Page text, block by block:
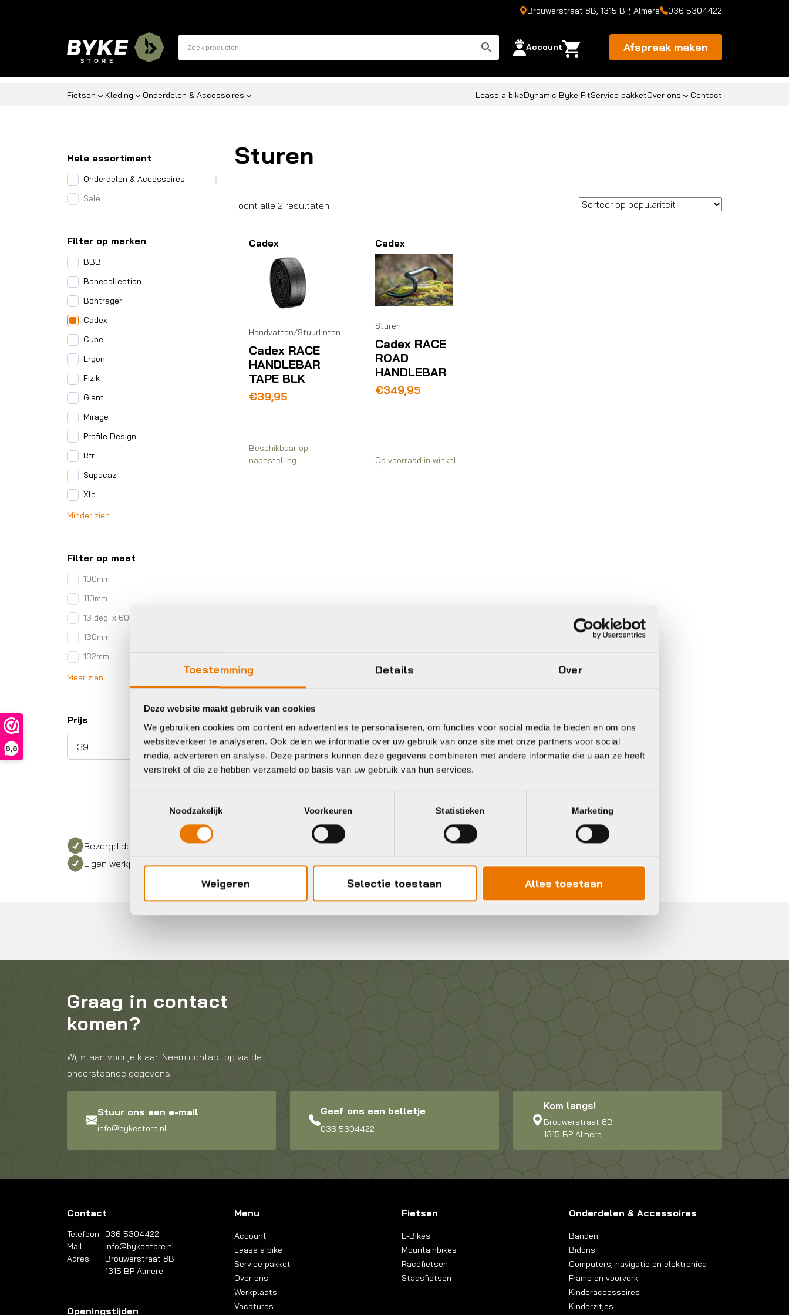
Toestemming Details Over
Deze website maakt gebruik van cookies
We gebruiken cookies om content en advertenties te personaliseren, om functies voor social media te bieden en om ons
websiteverkeer te analyseren. Ook delen we informatie over uw gebruik van onze site met onze partners voor social
media, adverteren en analyse. Deze partners kunnen deze gegevens combineren met andere informatie die u aan ze heeft
verstrekt of die ze hebben verzameld op basis van uw gebruik van hun services.
Noodzakelijk
Voorkeuren Statistieken Marketing
Weigeren Selectie toestaan Alles toestaan
8,8
Brouwerstraat 8B, 1315 BP, Almere 036 5304422
Account Afspraak maken
Fietsen Kleding Onderdelen & Accessoires Lease a bikeDynamic Byke FitService pakketOver ons Contact
Hele assortiment
Onderdelen & Accessoires
Sale
Filter op merken
BBB
Bonecollection
Bontrager
Cadex
Cube
Ergon
Fizik
Giant
Mirage
Profile Design
Rfr
Supacaz
Xlc
Minder zien
Filter op maat
100mm
110mm
13 deg. x 60mm
130mm
132mm
Meer zien
Prijs
Sturen
Toont alle 2 resultaten
populariteit
Cadex
Handvatten/Stuurlinten
Cadex RACE
HANDLEBAR
TAPE BLK
€39,95
Beschikbaar op
nabestelling
Cadex
Sturen
Cadex RACE
ROAD
HANDLEBAR
€349,95
Op voorraad in winkel
Bezorgd door heel Nederland Gratisverzending vanaf €50 In 3 keer betalen,0%
Eigen werkplaats met gecertificeerd personeel
Graag in contact
komen?
Wij staan voor je klaar! Neem contact op via de
onderstaande gegevens.
Stuur ons een e-mail
info@bykestore.nl
Geef ons een belletje
036 5304422
Kom langs!
Brouwerstraat 8B
1315 BP Almere
Contact
Telefoon: 036 5304422
Mail:
info@bykestore.nl
Adres:
Brouwerstraat 8B
1315 BP Almere
Openingstijden
Menu
Account
Lease a bike
Service pakket
Over ons
Werkplaats
Vacatures
Fietsen
E-Bikes
Mountainbikes
Racefietsen
Stadsfietsen
Onderdelen & Accessoires
Banden
Bidons
Computers, navigatie en elektronica
Frame en voorvork
Kinderaccessoires
Kinderzitjes